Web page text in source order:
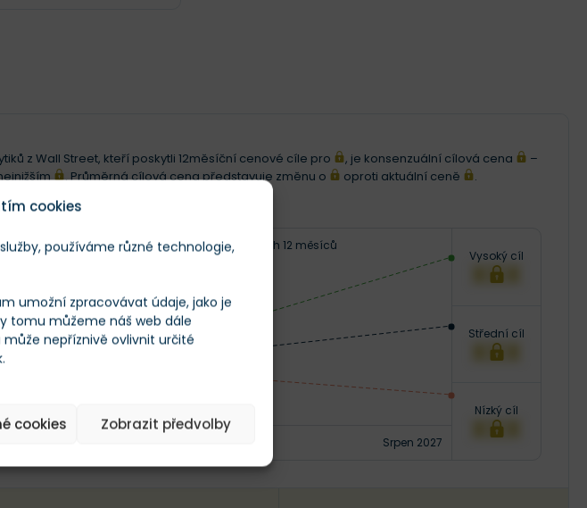
cookies
používáme různé technologie,
umožní zpracovávat údaje, jako je
tomu můžeme náš web dále
může nepříznivě ovlivnit určité
cookies Zobrazit předvolby
z Wall Street, kteří poskytli 12měsíční cenové cíle pro , je konsenzuální cílová cena
–
. Průměrná cílová cena představuje změnu o oproti aktuální ceně .
Následujících 12 měsíců
Srpen 2027
Vysoký cíl
XXX
Střední cíl
XXX
Nízký cíl
XXX